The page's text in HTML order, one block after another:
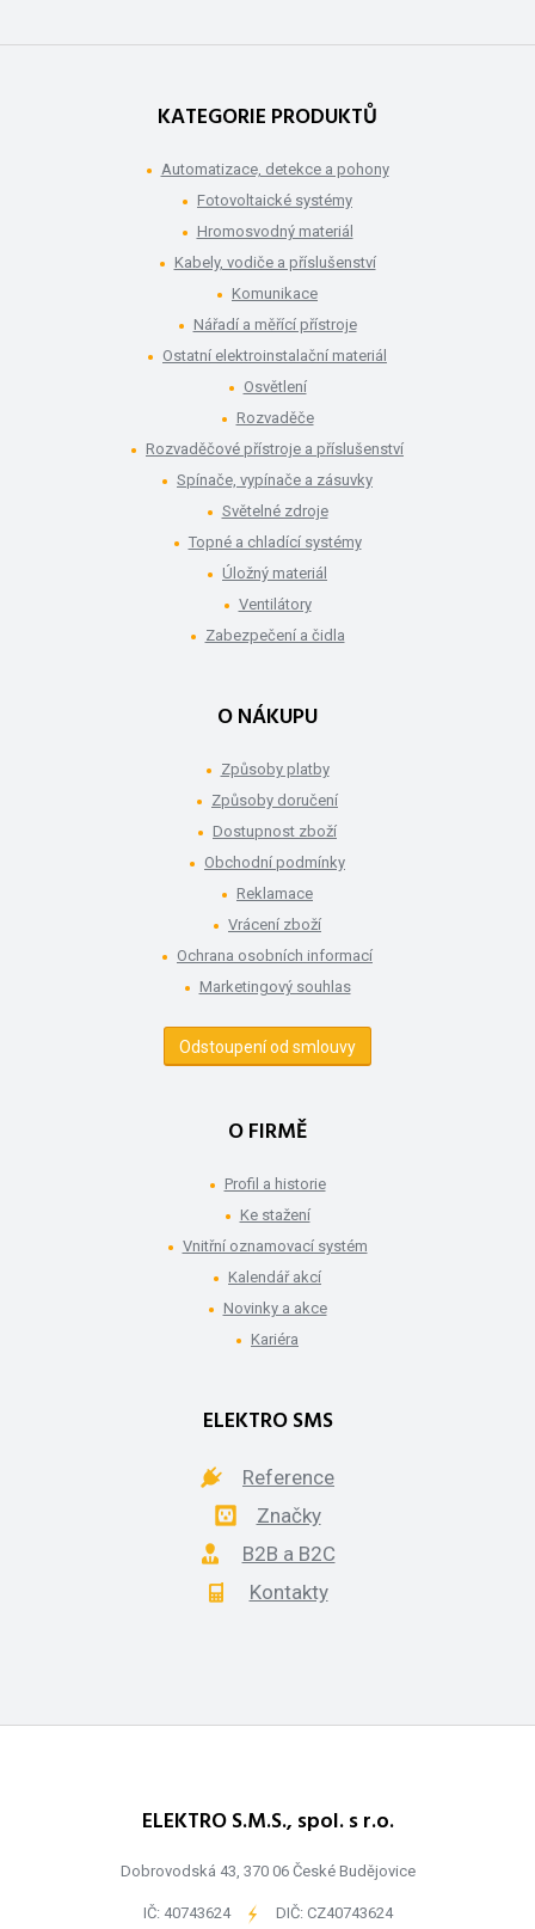
KATEGORIE PRODUKTŮ
Automatizace, detekce a pohony
Fotovoltaické systémy
Hromosvodný materiál
Kabely, vodiče a příslušenství
Komunikace
Nářadí a měřící přístroje
Ostatní elektroinstalační materiál
Osvětlení
Rozvaděče
Rozvaděčové přístroje a příslušenství
Spínače, vypínače a zásuvky
Světelné zdroje
Topné a chladící systémy
Úložný materiál
Ventilátory
Zabezpečení a čidla
O NÁKUPU
Způsoby platby
Způsoby doručení
Dostupnost zboží
Obchodní podmínky
Reklamace
Vrácení zboží
Ochrana osobních informací
Marketingový souhlas
Odstoupení od smlouvy
O FIRMĚ
Profil a historie
Ke stažení
Vnitřní oznamovací systém
Kalendář akcí
Novinky a akce
Kariéra
ELEKTRO SMS
Reference
Značky
B2B a B2C
Kontakty
ELEKTRO S.M.S., spol. s r.o.
Dobrovodská 43, 370 06 České Budějovice
IČ: 40743624 - DIČ: CZ40743624